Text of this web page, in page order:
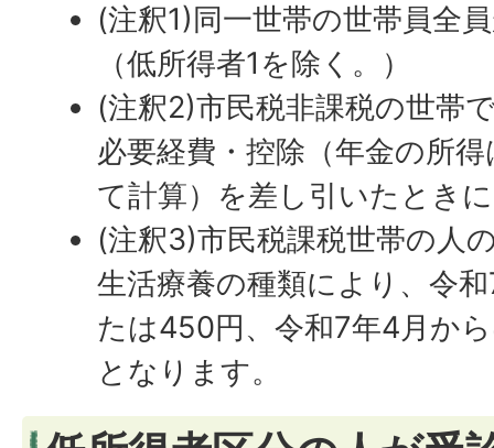
(注釈1)同一世帯の世帯員全
（低所得者1を除く。）
(注釈2)市民税非課税の世帯
必要経費・控除（年金の所
て計算）を差し引いたとき
(注釈3)市民税課税世帯の人
生活療養の種類により、令
たは450円、令和7年4月か
となります。